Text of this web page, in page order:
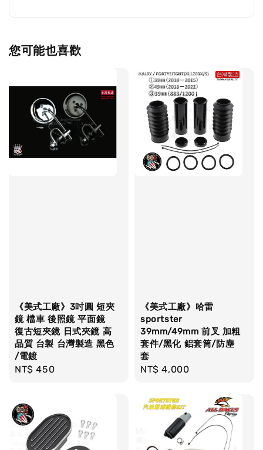
您可能也喜歡
《美式工廠》3吋圓 短夾
鏡 檔車 後照鏡 平面鏡
復古短夾鏡 日式夾鏡 高
品質 台製 台灣製造 黑色
/電鍍
Regular
NT$ 450
《美式工廠》哈雷
sportster
39mm/49mm 前叉 加粗
套件/黑化 鋁套筒/防塵
套
Regular
NT$ 4,000